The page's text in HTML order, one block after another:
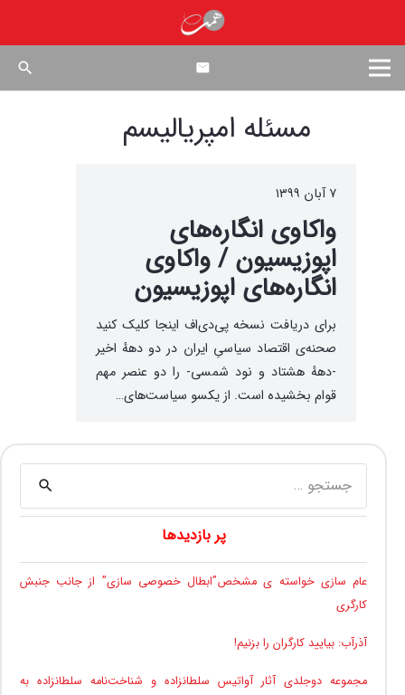
search
مسئله امپریالیسم
۷ آبان ۱۳۹۹
واکاوی انگاره‌های
اپوزیسیون / واکاوی
انگاره‌های اپوزیسیون
برای دریافت نسخه پی‌دی‌اف اینجا کلیک کنید
صحنه‌ی اقتصاد سیاسیِ ایران در دو دههٔ اخیر
-دههٔ هشتاد و نود شمسی- را دو عنصر مهم
قوام بخشیده‌ است. از یکسو سیاست‌های…
برای:
پر بازدیدها
عام سازی خواسته ی مشخص”ابطال خصوصی سازی” از جانب جنبش
کارگری
آذرآب: بیایید کارگران را بزنیم!
مجموعه دوجلدی آثار آواتیس سلطانزاده و شناخت‌نامه سلطانزاده به